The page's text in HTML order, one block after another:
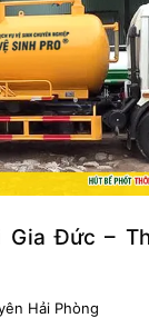
Đức –
Hải Phòng